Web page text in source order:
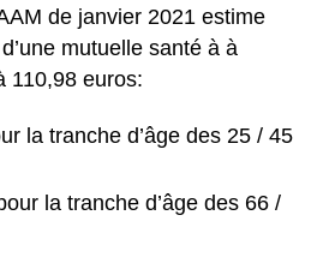
de janvier 2021 estime
mutuelle santé à à
110,98 euros:
la tranche d’âge des 25 / 45
la tranche d’âge des 66 /